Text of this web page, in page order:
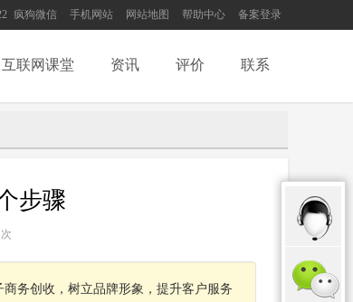
疯狗微信 手机网站 网站地图 帮助中心 备案登录
互联网课堂 资讯 评价 联系
步骤
次
务创收，树立品牌形象，提升客户服务